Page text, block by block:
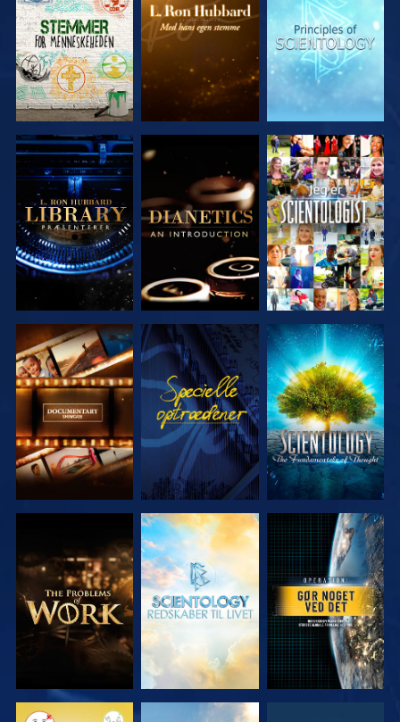
SERIEN
SERIEN
SERIEN
UDFORSK
SERIEN
UDFORSK
SERIEN
SE
UDFORSK
SERIEN
SE
UDFORSK
SERIEN
UDFORSK
SERIEN
UDFORSK
SERIEN
SE